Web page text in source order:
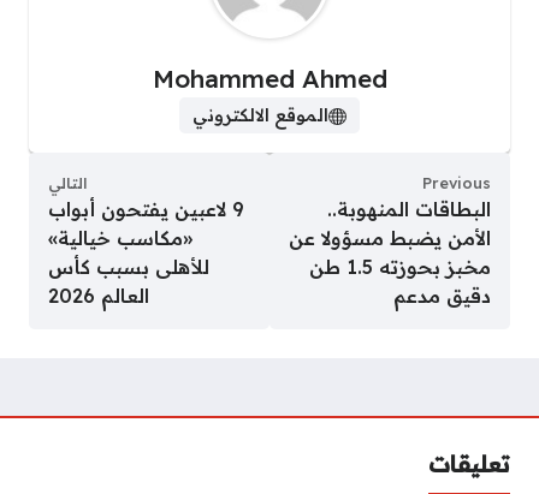
Mohammed Ahmed
الموقع الالكتروني
Previous
البطاقات المنهوبة..
الأمن يضبط مسؤولا عن
مخبز بحوزته 1.5 طن
دقيق مدعم
التالي
9 لاعبين يفتحون أبواب
«مكاسب خيالية»
للأهلى بسبب كأس
العالم 2026
تعليقات